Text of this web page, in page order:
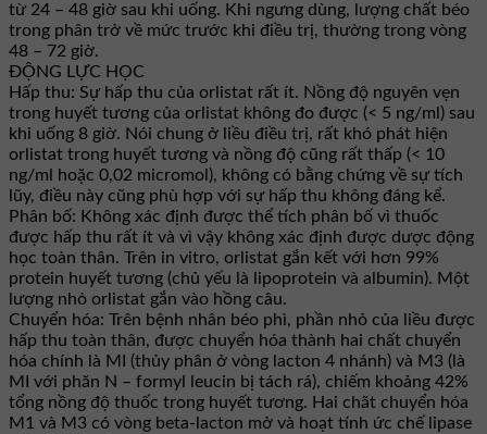
từ 24 – 48 giờ sau khi uống. Khi ngưng dùng, lượng chất béo
trong phân trở về mức trước khi điều trị, thường trong vòng
48 – 72 giờ.
ĐỘNG LỰC HỌC
Hấp thu: Sự hấp thu của orlistat rất ít. Nồng độ nguyên vẹn
trong huyết tương của orlistat không đo được (< 5 ng/ml) sau
khi uống 8 giờ. Nói chung ở liều điều trị, rất khó phát hiện
orlistat trong huyết tương và nồng độ cũng rất thấp (< 10
ng/ml hoặc 0,02 micromol), không có bằng chứng về sự tích
lũy, điều này cũng phù hợp với sự hấp thu không đáng kể.
Phân bố: Không xác định được thể tích phân bố vì thuốc
được hấp thu rất ít và vì vậy không xác định được dược động
học toàn thân. Trên in vitro, orlistat gắn kết với hơn 99%
protein huyết tương (chủ yếu là lipoprotein và albumin). Một
lượng nhỏ orlistat gắn vào hồng câu.
Chuyển hóa: Trên bệnh nhân béo phì, phần nhỏ của liều được
hấp thu toàn thân, được chuyển hóa thành hai chất chuyển
hóa chính là MI (thủy phân ở vòng lacton 4 nhánh) và M3 (là
MI với phăn N – formyl leucin bị tách rá), chiếm khoảng 42%
tổng nồng độ thuốc trong huyết tương. Hai chãt chuyển hóa
M1 và M3 có vòng beta-lacton mở và hoạt tính ức chế lipase